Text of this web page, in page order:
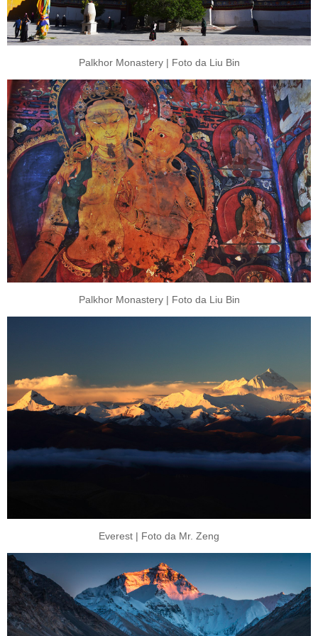
Palkhor Monastery | Foto da Liu Bin
Palkhor Monastery | Foto da Liu Bin
Everest | Foto da Mr. Zeng